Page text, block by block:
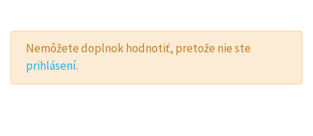
Nemôžete doplnok hodnotiť, pretože nie ste
prihlásení.